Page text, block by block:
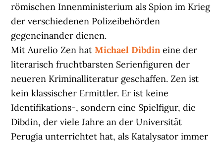
römischen Innenministerium als Spion im Krieg
der verschiedenen Polizeibehörden
gegeneinander dienen.
Mit Aurelio Zen hatMichael Dibdineine der
literarisch fruchtbarsten Serienfiguren der
neueren Kriminalliteratur geschaffen. Zen ist
kein klassischer Ermittler. Er ist keine
Identifikations-, sondern eine Spielfigur, die
Dibdin, der viele Jahre an der Universität
Perugia unterrichtet hat, als Katalysator immer